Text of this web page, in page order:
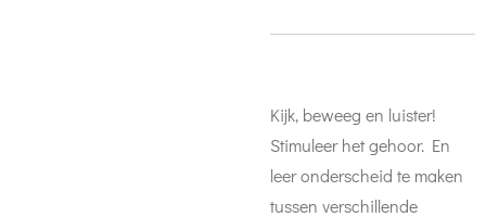
Kijk, beweeg en luister!
Stimuleer het gehoor. En
leer onderscheid te maken
tussen verschillende